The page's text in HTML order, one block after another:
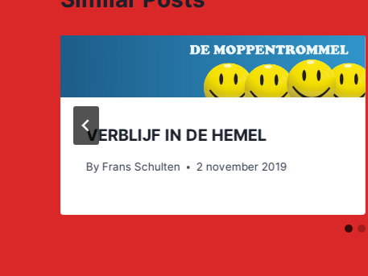
VERBLIJF IN DE HEMEL
By Frans Schulten 2 november 2019